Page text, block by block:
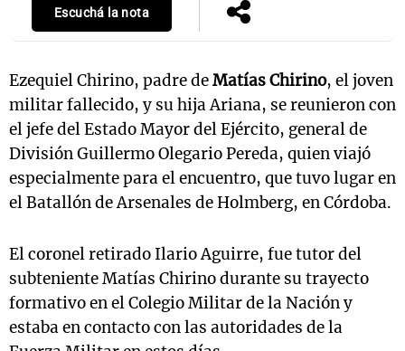
Escuchá la nota
Ezequiel Chirino, padre deMatías Chirino, el joven
militar fallecido, y su hija Ariana, se reunieron con
el jefe del Estado Mayor del Ejército, general de
División Guillermo Olegario Pereda, quien viajó
especialmente para el encuentro, que tuvo lugar en
el Batallón de Arsenales de Holmberg, en Córdoba.
El coronel retirado Ilario Aguirre, fue tutor del
subteniente Matías Chirino durante su trayecto
formativo en el Colegio Militar de la Nación y
estaba en contacto con las autoridades de la
Mundial 2026
La Sole en
Cadena 3